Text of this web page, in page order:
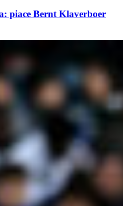
piace Bernt Klaverboer